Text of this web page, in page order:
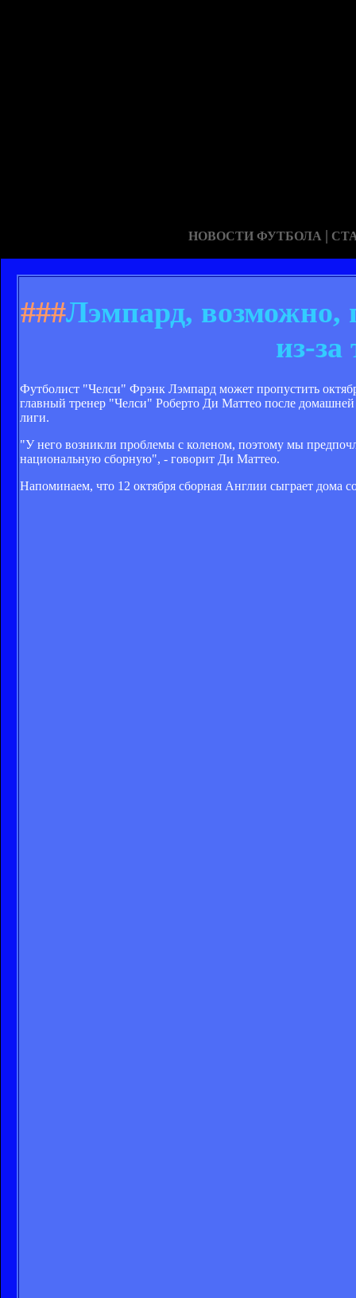
НОВОСТИ ФУТБОЛА |
###Лэмпард, возможно,
из-
Футболист "Челси" Фрэнк Лэмпард может пропустить
главный тренер "Челси" Роберто Ди Маттео после
лиги.
"У него возникли проблемы с коленом, поэтому мы
национальную сборную", - говорит Ди Маттео.
Напоминаем, что 12 октября сборная Англии сыграет дома